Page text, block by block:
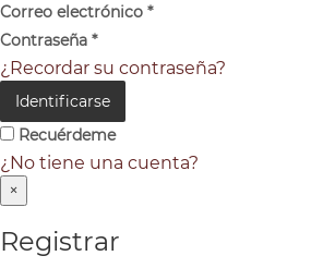
Correo electrónico *
Contraseña *
¿Recordar su contraseña?
Identificarse
Recuérdeme
¿No tiene una cuenta?
×
Registrar